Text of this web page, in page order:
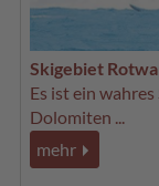
Skigebiet
Es ist ein
Dolomiten ...
mehr